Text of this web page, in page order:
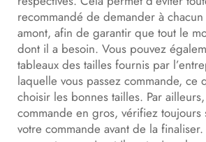
recommandé de demander à
amont, afin de garantir que tout le
dont il a besoin. Vous pouvez
tableaux des tailles fournis par
laquelle vous passez commande, ce
choisir les bonnes tailles. Par
commande en gros, vérifiez toujours
votre commande avant de la